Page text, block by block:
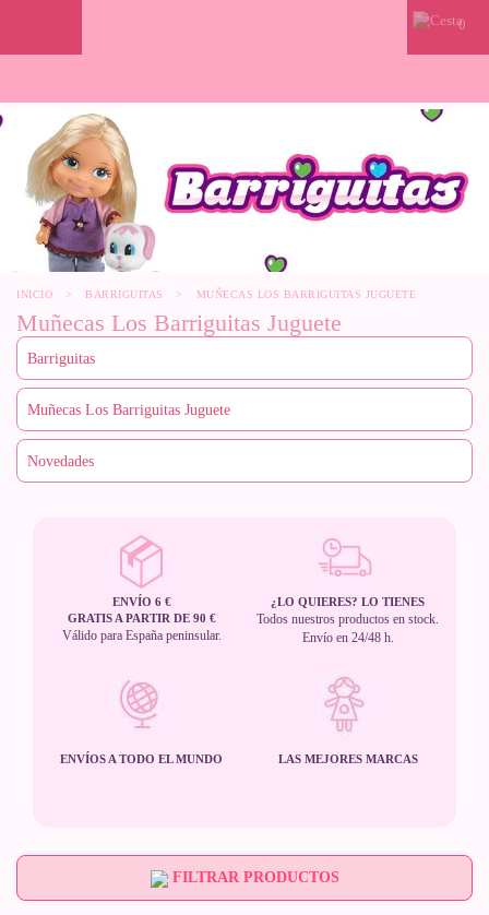
0
INICIO > BARRIGUITAS > MUÑECAS LOS BARRIGUITAS JUGUETE
Muñecas Los Barriguitas Juguete
ENVÍO 6 €
GRATIS A PARTIR DE 90 €
Válido para España peninsular.
¿LO QUIERES? LO TIENES
Todos nuestros productos en stock.
Envío en 24/48 h.
ENVÍOS A TODO EL MUNDO LAS MEJORES MARCAS
FILTRAR PRODUCTOS